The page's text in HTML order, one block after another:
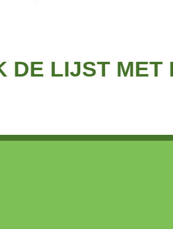
DE LIJST MET